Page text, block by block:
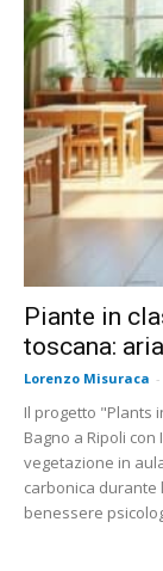
Piante in
toscana:
Lorenzo Misuraca -
Il progetto "Plants
Bagno a Ripoli
vegetazione in
carbonica durante
benessere